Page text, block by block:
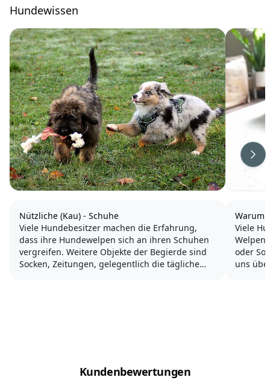
Hundewissen
Nützliche (Kau) - Schuhe
Viele Hundebesitzer machen die Erfahrung,
dass ihre Hundewelpen sich an ihren Schuhen
vergreifen. Weitere Objekte der Begierde sind
Socken, Zeitungen, gelegentlich die tägliche
Warum
Viele
oder
uns
Kundenbewertungen